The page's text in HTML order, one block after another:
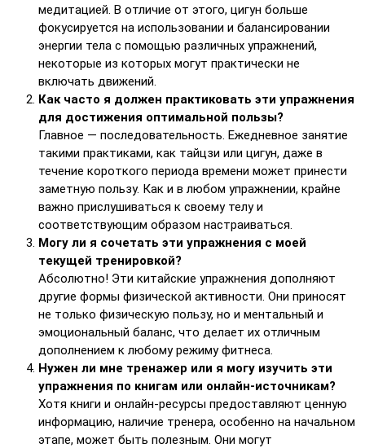
медитацией. В отличие от этого, цигун больше
фокусируется на использовании и балансировании
энергии тела с помощью различных упражнений,
некоторые из которых могут практически не
включать движений.
Как часто я должен практиковать эти упражнения
для достижения оптимальной пользы?
Главное — последовательность. Ежедневное занятие
такими практиками, как тайцзи или цигун, даже в
течение короткого периода времени может принести
заметную пользу. Как и в любом упражнении, крайне
важно прислушиваться к своему телу и
соответствующим образом настраиваться.
Могу ли я сочетать эти упражнения с моей
текущей тренировкой?
Абсолютно! Эти китайские упражнения дополняют
другие формы физической активности. Они приносят
не только физическую пользу, но и ментальный и
эмоциональный баланс, что делает их отличным
дополнением к любому режиму фитнеса.
Нужен ли мне тренажер или я могу изучить эти
упражнения по книгам или онлайн-источникам?
Хотя книги и онлайн-ресурсы предоставляют ценную
информацию, наличие тренера, особенно на начальном
этапе, может быть полезным. Они могут